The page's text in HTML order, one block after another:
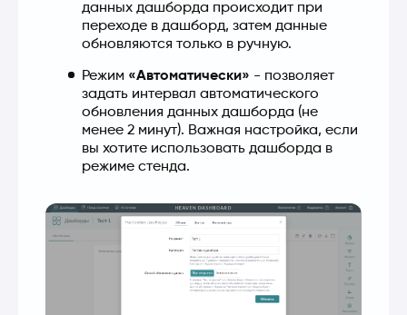
данных дашборда происходит при
переходе в дашборд, затем данные
обновляются только в ручную.
Режим «Автоматически» - позволяет
задать интервал автоматического
обновления данных дашборда (не
менее 2 минут). Важная настройка, если
вы хотите использовать дашборда в
режиме стенда.